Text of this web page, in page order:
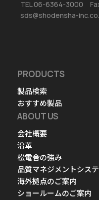
TEL 06-6364-3000
sds@shodensha-
PRODUCTS
製品検索
おすすめ製品
ABOUT US
会社概要
沿革
松電舎の強み
品質マネジメントシス
海外拠点のご案内
ショールームのご案内